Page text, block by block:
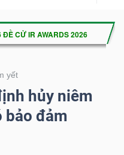
yết
hủy niêm
bảo đảm